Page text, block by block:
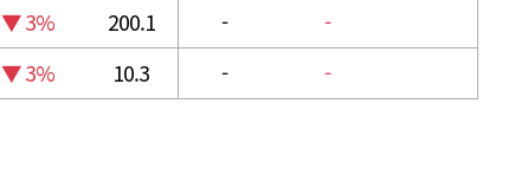
▼ 3% 200.1 -
-
▼ 3% 10.3 - -